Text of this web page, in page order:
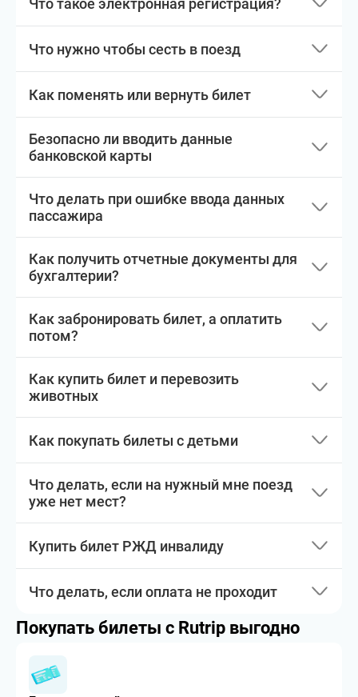
Что нужно чтобы сесть в поезд
Как поменять или вернуть билет
Безопасно ли вводить данные
банковской карты
Что делать при ошибке ввода данных
пассажира
Как получить отчетные документы для
бухгалтерии?
Как забронировать билет, а оплатить
потом?
Как купить билет и перевозить
животных
Как покупать билеты с детьми
Что делать, если на нужный мне поезд
уже нет мест?
Купить билет РЖД инвалиду
Что делать, если оплата не проходит
Покупать билеты с Rutrip выгодно